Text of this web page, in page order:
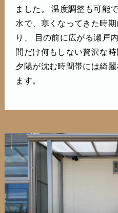
ました。 温度調整も可能
水で、寒くなってきた時
り、 目の前に広がる瀬戸
間だけ何もしない贅沢な
夕陽が沈む時間帯には綺
ます。